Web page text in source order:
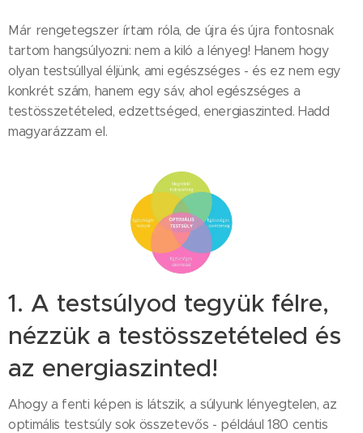
Már rengetegszer írtam róla, de újra és újra fontosnak
tartom hangsúlyozni: nem a kiló a lényeg! Hanem hogy
olyan testsúllyal éljünk, ami egészséges - és ez nem egy
konkrét szám, hanem egy sáv, ahol egészséges a
testösszetételed, edzettséged, energiaszinted. Hadd
magyarázzam el.
1. A testsúlyod tegyük félre,
nézzük a testösszetételed és
az energiaszinted!
Ahogy a fenti képen is látszik, a súlyunk lényegtelen, az
optimális testsúly sok összetevős - például 180 centis